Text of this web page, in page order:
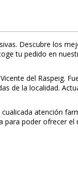
Descubre los
tu pedido en
del Raspeig.
de la localidad.
atención
para poder ofrecer el